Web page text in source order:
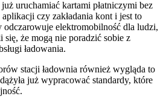
uruchamiać kartami płatniczymi bez
czy zakładania kont i jest to
elektromobilność dla ludzi,
że mogą nie poradzić sobie z
ładowania.
stacji ładownia również wygląda to
już wypracować standardy, które